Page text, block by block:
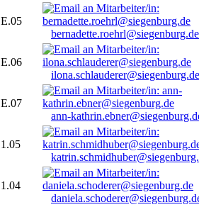
E.05
bernadette.roehrl@siegenburg.de
E.06
ilona.schlauderer@siegenburg.de
E.07
ann-
1.05
1.04